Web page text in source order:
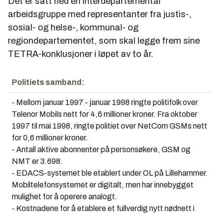
arbeidsgruppe med representanter fra justis-,
sosial- og helse-, kommunal- og
regiondepartementet, som skal legge frem sine
TETRA-konklusjoner i løpet av to år.
Politiets samband:
- Mellom januar 1997 - januar 1998 ringte politifolk over
Telenor Mobils nett for 4,6 millioner kroner. Fra oktober
1997 til mai 1998, ringte politiet over NetCom GSMs nett
for 0,6 millioner kroner.
- Antall aktive abonnenter på personsøkere, GSM og
NMT er 3.698.
- EDACS-systemet ble etablert under OL på Lillehammer.
Mobiltelefonsystemet er digitalt, men har innebygget
mulighet for å operere analogt.
- Kostnadene for å etablere et fullverdig nytt nødnett i